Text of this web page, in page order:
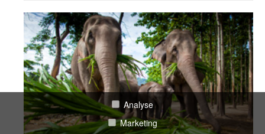
Analyse
Marketing